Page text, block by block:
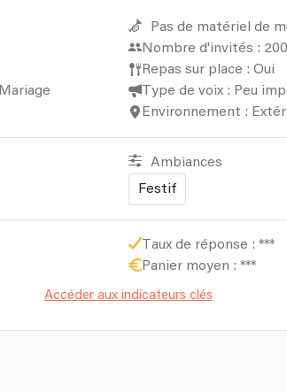
Mariage
Pas de matériel de
Nombre d'invités : 200
Repas sur place : Oui
Type de voix : Peu
Environnement :
Ambiances
Festif
Taux de réponse : ***
Panier moyen : ***
Accéder aux indicateurs clés